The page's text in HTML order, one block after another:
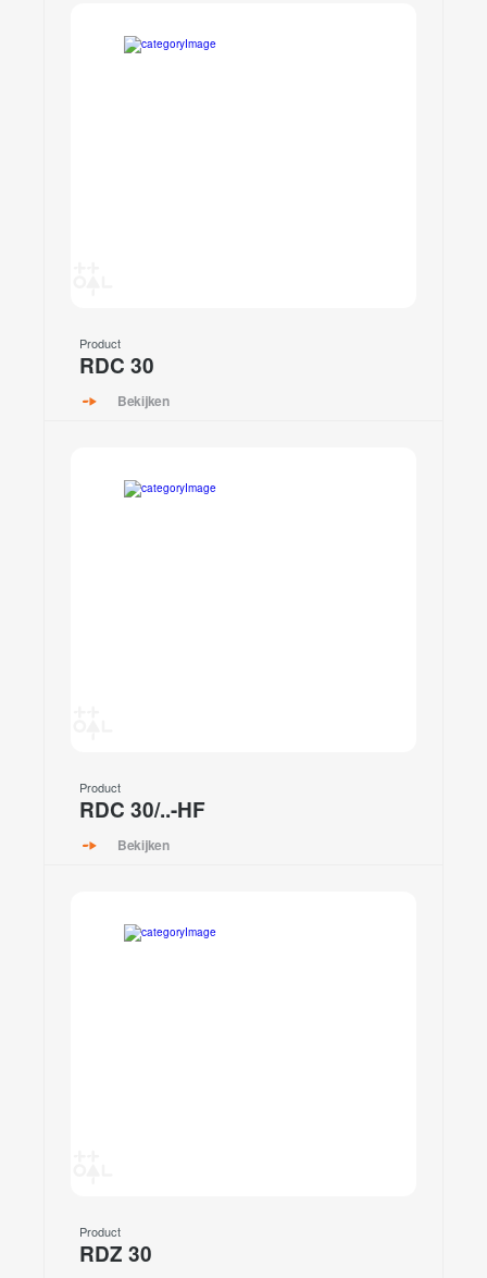
Product
RDC 30
Bekijken
Product
RDC 30/..-HF
Bekijken
Product
RDZ 30